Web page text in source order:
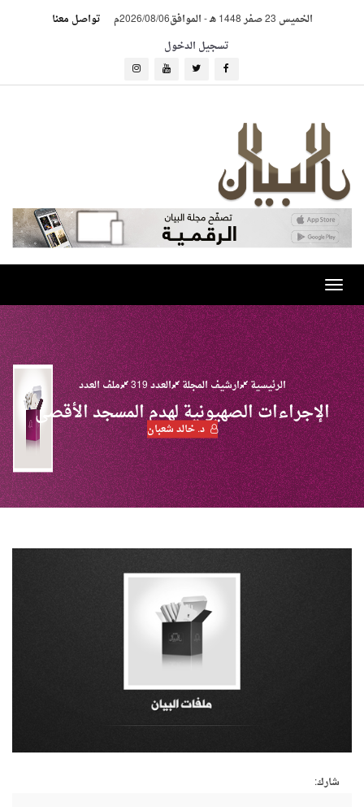
الخميس 23 صفر 1448 هـ -الموافق2026/08/06م
تواصل معنا
تسجيل الدخول
Toggle
navigation
الرئيسية ارشيف المجلة العدد 319 ملف العدد
الإجراءات الصهيونية لهدم المسجد الأقصى
د. خالد شعبان
شارك: